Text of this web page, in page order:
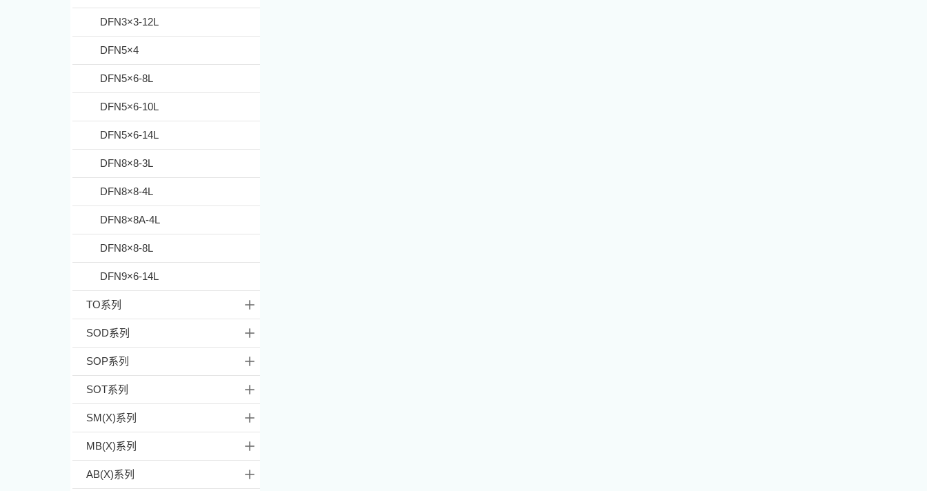
DFN3×3-12L
DFN5×4
DFN5×6-8L
DFN5×6-10L
DFN5×6-14L
DFN8×8-3L
DFN8×8-4L
DFN8×8A-4L
DFN8×8-8L
DFN9×6-14L
TO系列
SOD系列
SOP系列
SOT系列
SM(X)系列
MB(X)系列
AB(X)系列